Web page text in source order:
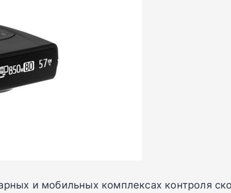
и мобильных комплексах контроля